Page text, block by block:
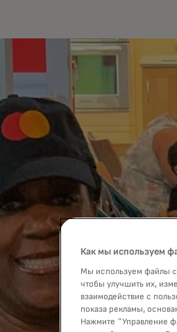
Как мы используем
Мы используем файлы
чтобы улучшить их,
взаимодействие с
показа рекламы,
Нажмите "Управление